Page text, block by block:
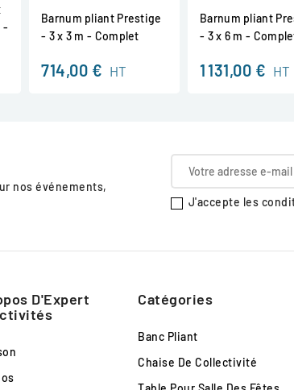
-
Barnum pliant Prestige
- 3 x 3 m - Complet
714,00 € HT
Barnum pliant
- 3 x 6 m -
1 131,00 € HT
nos événements,
J'accepte les
D'Expert
Catégories
Banc Pliant
Chaise De Collectivité